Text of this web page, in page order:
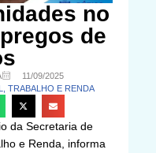
no
de
11/09/2025
TRABALHO E RENDA
da Secretaria de
e Renda, informa